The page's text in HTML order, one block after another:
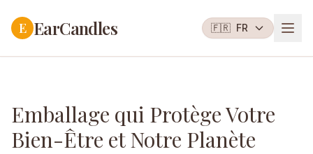
E EarCandles 🇫🇷 FR
Emballage qui Protège Votre
Bien-Être et Notre Planète